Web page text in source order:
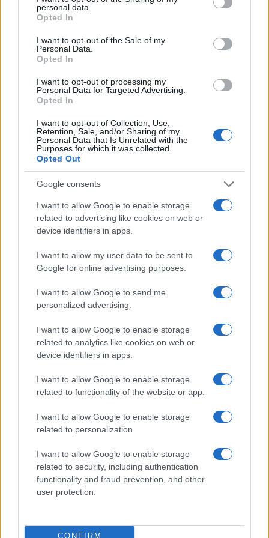
grant or deny consent to Google and its third-party tags to
use your data for below specified purposes in below Google
consent section.
personal data.
Opted In
I want to opt-out of the Sale of my
Personal Data.
Opted In
I want to opt-out of processing my
Personal Data for Targeted Advertising.
Opted In
I want to opt-out of Collection, Use,
Retention, Sale, and/or Sharing of my
Personal Data that Is Unrelated with the
Purposes for which it was collected.
Opted Out
Google consents
I want to allow Google to enable storage
related to advertising like cookies on web or
device identifiers in apps.
I want to allow my user data to be sent to
Google for online advertising purposes.
I want to allow Google to send me
personalized advertising.
I want to allow Google to enable storage
related to analytics like cookies on web or
device identifiers in apps.
I want to allow Google to enable storage
related to functionality of the website or app.
I want to allow Google to enable storage
related to personalization.
I want to allow Google to enable storage
related to security, including authentication
functionality and fraud prevention, and other
user protection.
CONFIRM
segnalazione di AGCOM e decidere se avviare
un’istruttoria. Nel frattempo, il dialogo tra
regolatori, piattaforme e editori appare destinato a
diventare uno degli ambiti chiave per definire i
AIgenerative.
AUTORE
Andrea Conforti
Andrea Conforti, 46enne torinese dal look
casual e naturale, è un analista tattico che
trasforma dati e clip in racconti social. Ricorda
quando annotò la rimonta al box stampa dello
Stadio Olimpico Grande Torino: da
quell'appunto nacque la sua linea editoriale,
che propugna spiegazioni visive per il tifoso
critico. Dettaglio unico: una stagione
allenatore under15 al Chieri e ciclista urbano.